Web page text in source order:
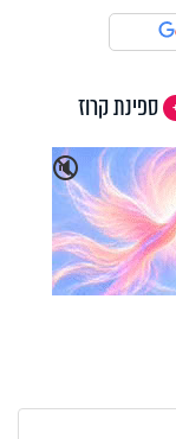
ספינת קרוז
🔇